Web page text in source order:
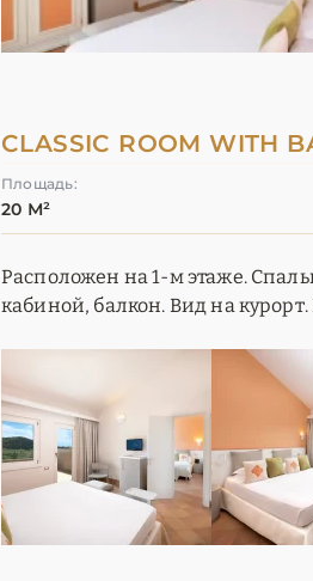
CLASSIC ROOM WITH
Площадь:
20 М²
Расположен на 1-м этаже.
кабиной, балкон. Вид на